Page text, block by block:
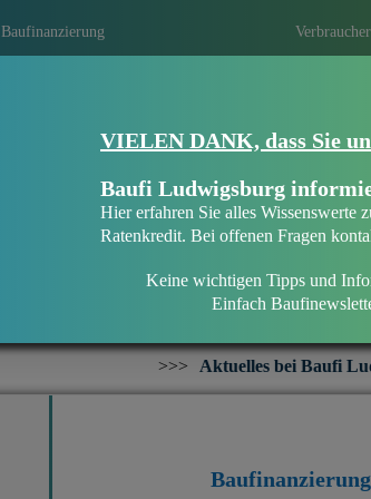
Baufinanzierung
Eine
persönliche und
Mit regionalen
Aktuelles bei Baufi Ludwigsburg für Sie in
VIELEN DANK, dass Sie
Baufi Ludwigsburg
Hier erfahren Sie alles Wissenswerte
Ratenkredit. Bei offenen Fragen
Keine wichtigen Tipps und
Einfach